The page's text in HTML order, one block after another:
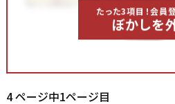
たった3項目！会員
ぼかしを
4 ページ中1ページ目